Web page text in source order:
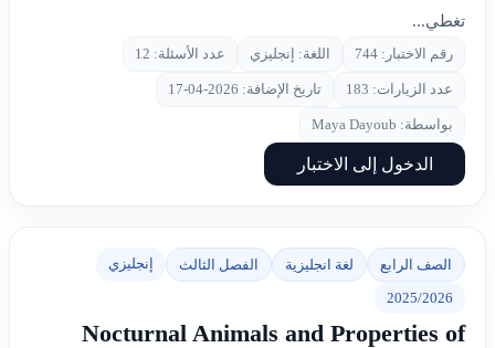
تغطي...
رقم الاختبار: 744 اللغة: إنجليزي عدد الأسئلة: 12
عدد الزيارات: 183 تاريخ الإضافة: 2026-04-17
بواسطة: Maya Dayoub
الدخول إلى الاختبار
الصف الرابع لغة انجليزية الفصل الثالث إنجليزي
2025/2026
Nocturnal Animals and Properties of